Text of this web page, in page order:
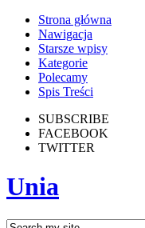
Strona główna
Nawigacja
Starsze wpisy
Kategorie
Polecamy
Spis Treści
SUBSCRIBE
FACEBOOK
TWITTER
Unia